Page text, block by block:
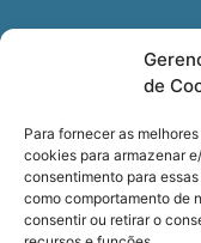
de
Para fornecer as
cookies para armazenar
consentimento para
como comportamento de
consentir ou retirar o
Newsletter
especializadas,
Registre seu email.